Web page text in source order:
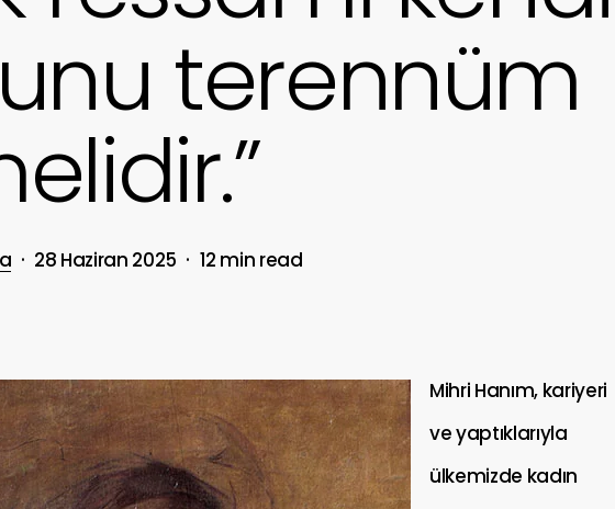
terennüm
28 Haziran 2025 12 min read
Mihri Hanım, kariyeri
ve yaptıklarıyla
ülkemizde kadın